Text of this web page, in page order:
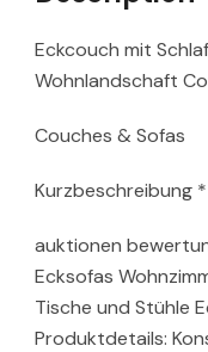
Eckcouch mit
Wohnlandschaft
Couches & Sofas
Kurzbeschreibung *
auktionen
Ecksofas
Tische und Stühle
Produktdetails: